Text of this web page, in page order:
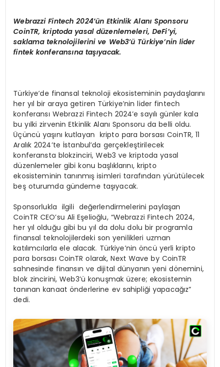
Webrazzi Fintech 2024’ün Etkinlik Alanı Sponsoru
CoinTR, kriptoda yasal düzenlemeleri, DeFi’yi,
saklama teknolojilerini ve Web3’ü Türkiye’nin lider
fintek konferansına taşıyacak.
Türkiye’de finansal teknoloji ekosisteminin paydaşlarını
her yıl bir araya getiren Türkiye’nin lider fintech
konferansı Webrazzi Fintech 2024’e sayılı günler kala
bu yılki zirvenin Etkinlik Alanı Sponsoru da belli oldu.
Üçüncü yaşını kutlayan kripto para borsası CoinTR, 11
Aralık 2024’te İstanbul’da gerçekleştirilecek
konferansta blokzinciri, Web3 ve kriptoda yasal
düzenlemeler gibi konu başlıklarını, kripto
ekosisteminin tanınmış isimleri tarafından yürütülecek
beş oturumda gündeme taşıyacak.
Sponsorlukla ilgili değerlendirmelerini paylaşan
CoinTR CEO’su Ali Eşelioğlu, “Webrazzi Fintech 2024,
her yıl olduğu gibi bu yıl da dolu dolu bir programla
finansal teknolojilerdeki son yenilikleri uzman
katılımcılarla ele alacak. Türkiye’nin öncü yerli kripto
para borsası CoinTR olarak, Next Wave by CoinTR
sahnesinde finansın ve dijital dünyanın yeni dönemini,
blok zincirini, Web3’ü konuşmak üzere; ekosistemin
tanınan kanaat önderlerine ev sahipliği yapacağız”
dedi.